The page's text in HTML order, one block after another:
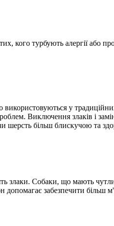
кого турбують алергії або
у
Виключення злаків і
шерсть більш блискучою та
злаки. Собаки, що мають
допомагає забезпечити більш